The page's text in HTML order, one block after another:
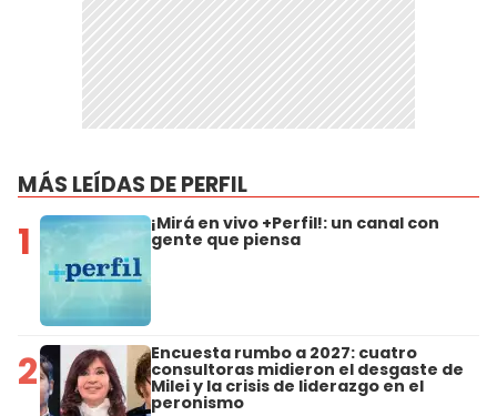
MÁS LEÍDAS DE PERFIL
1 ¡Mirá en vivo +Perfil!: un canal con
gente que piensa
2 Encuesta rumbo a 2027: cuatro
consultoras midieron el desgaste de
Milei y la crisis de liderazgo en el
peronismo